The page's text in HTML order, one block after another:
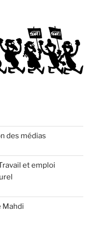
des médias
et emploi
Mahdi